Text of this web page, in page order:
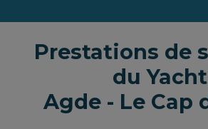
Prestations de
du Yacht
Agde - Le Cap